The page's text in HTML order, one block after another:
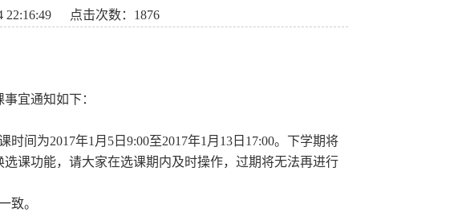
22:16:49 点击次数： 1876
宜通知如下：
时间为2017年1 月 5 日 9:00至2017年1 月 13 日 17:00。下学期将
选课功能，请大家在选课期内及时操作，过期将无法再进行
致。